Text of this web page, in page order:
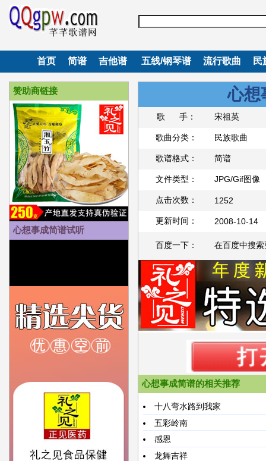
首页 简谱 吉他谱 五线/钢琴谱 流行歌曲 民
赞助商链接
心想事成简谱试听
心想
歌 手： 宋祖英
歌曲分类： 民族歌曲
歌谱格式： 简谱
文件类型： JPG/Gif图像
点击次数： 1252
更新时间： 2008-10-14
百度一下： 在百度中搜
心想事成简谱的相关推荐
十八弯水路到我家
五彩岭南
感恩
龙舞吉祥